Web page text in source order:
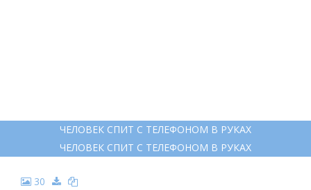
ЧЕЛОВЕК СПИТ С ТЕЛЕФОНОМ В РУКАХ
ЧЕЛОВЕК СПИТ С ТЕЛЕФОНОМ В РУКАХ
30